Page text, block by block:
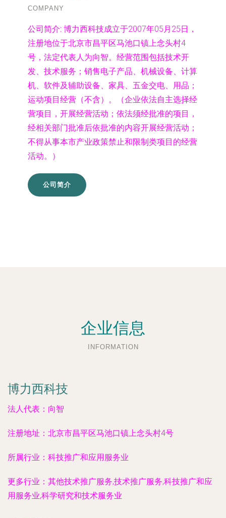
COMPANY
公司简介: 博力西科技成立于2007年05月25日，
注册地位于北京市昌平区马池口镇上念头村4
号，法定代表人为向智。经营范围包括技术开
发、技术服务；销售电子产品、机械设备、计算
机、软件及辅助设备、家具、五金交电、用品；
运动项目经营（不含）。（企业依法自主选择经
营项目，开展经营活动；依法须经批准的项目，
经相关部门批准后依批准的内容开展经营活动；
不得从事本市产业政策禁止和限制类项目的经营
活动。）
公司简介
企业信息
INFORMATION
博力西科技
法人代表： 向智
注册地址： 北京市昌平区马池口镇上念头村4号
所属行业： 科技推广和应用服务业
更多行业： 其他技术推广服务,技术推广服务,科技推广和应
用服务业,科学研究和技术服务业